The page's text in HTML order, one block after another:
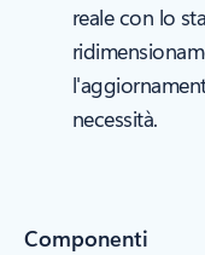
reale con lo
necessità.
Componenti